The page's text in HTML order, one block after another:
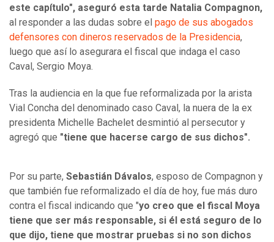
este capítulo", aseguró esta tarde Natalia Compagnon,
al responder a las dudas sobre el pago de sus abogados
defensores con dineros reservados de la Presidencia,
luego que así lo asegurara el fiscal que indaga el caso
Caval, Sergio Moya.
Tras la audiencia en la que fue reformalizada por la arista
Vial Concha del denominado caso Caval, la nuera de la ex
presidenta Michelle Bachelet desmintió al persecutor y
agregó que "tiene que hacerse cargo de sus dichos".
Por su parte, Sebastián Dávalos, esposo de Compagnon y
que también fue reformalizado el día de hoy, fue más duro
contra el fiscal indicando que "yo creo que el fiscal Moya
tiene que ser más responsable, si él está seguro de lo
que dijo, tiene que mostrar pruebas si no son dichos